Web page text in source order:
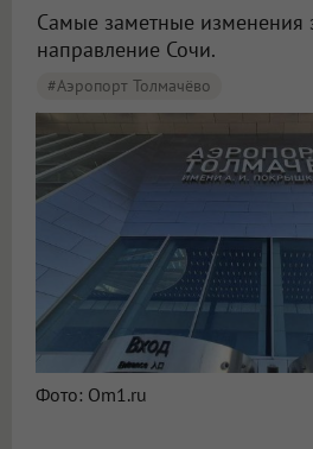
Самые заметные изменения
направление Сочи.
#Аэропорт Толмачёво
Фото: Om1.ru